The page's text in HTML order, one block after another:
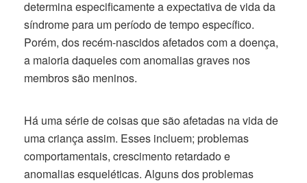
determina especificamente a expectativa de vida da
síndrome para um período de tempo específico.
Porém, dos recém-nascidos afetados com a doença,
a maioria daqueles com anomalias graves nos
membros são meninos.
Há uma série de coisas que são afetadas na vida de
uma criança assim. Esses incluem; problemas
comportamentais, crescimento retardado e
anomalias esqueléticas. Alguns dos problemas